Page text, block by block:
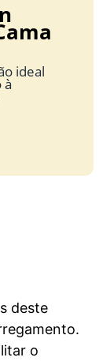
ideal
à
deste
o